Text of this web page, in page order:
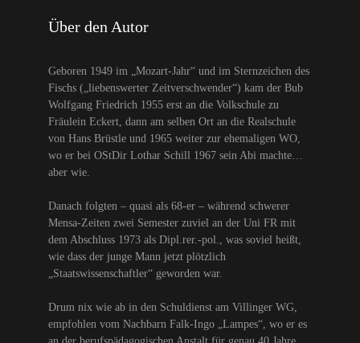
Über den Autor
Geboren 1949 im „Mozart-Jahr“ und im Sternzeichen des
Fischs („liebenswerter Zeitverschwender“) kam der Bub
Wolfgang Friedrich 1955 erst an die Volkschule zu
Fräulein Eckert, dann am selben Ort an die Realschule
von Hans Brüstle und 1965 weiter zur ehemaligen WO,
wo er bei OStDir Lothar Schill 1967 sein Abi machte…
aber wie.
Danach folgten – quasi als 68-er – während schwerer
Mensa-Zeiten zwei Semester zuviel an der Uni FR mit
dem Abschluss 1973 als Dipl.rer.-pol., was soviel heißt,
wie dass der junge Mann jetzt plötzlich
„Staatswissenschaftler“ geworden war.
Drum nix wie ab in den Schuldienst am Villinger WG,
empfohlen vom Nachbarn Falk-Ingo „Lampes“, wo er es